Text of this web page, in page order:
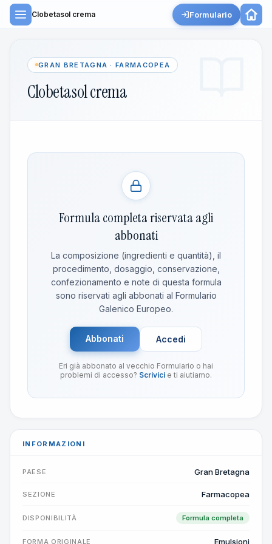
Clobetasol crema Formulario
GRAN BRETAGNA · FARMACOPEA
Clobetasol crema
Formula completa riservata agli
abbonati
La composizione (ingredienti e quantità), il
procedimento, dosaggio, conservazione,
confezionamento e note di questa formula
sono riservati agli abbonati al Formulario
Galenico Europeo.
Abbonati Accedi
Eri già abbonato al vecchio Formulario o hai
problemi di accesso? Scrivici e ti aiutiamo.
INFORMAZIONI
PAESE Gran Bretagna
SEZIONE Farmacopea
DISPONIBILITÀ Formula completa
FORMA ORIGINALE Emulsioni